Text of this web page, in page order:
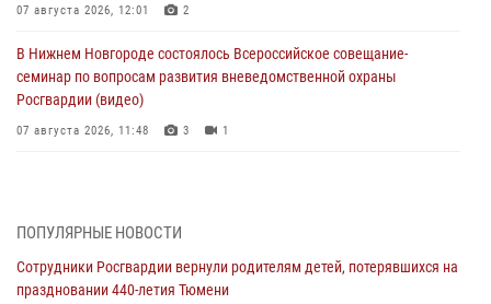
07 августа 2026, 12:01 2
В Нижнем Новгороде состоялось Всероссийское совещание-
семинар по вопросам развития вневедомственной охраны
Росгвардии (видео)
07 августа 2026, 11:48 3 1
07 августа 2026, 10:57 5
Память военнослужащих, погибших в разные годы при исполнении
воинского долга, почтили в кинологическом центре Уральского
ПОПУЛЯРНЫЕ НОВОСТИ
Сотрудники Росгвардии вернули родителям детей, потерявшихся на
праздновании 440-летия Тюмени